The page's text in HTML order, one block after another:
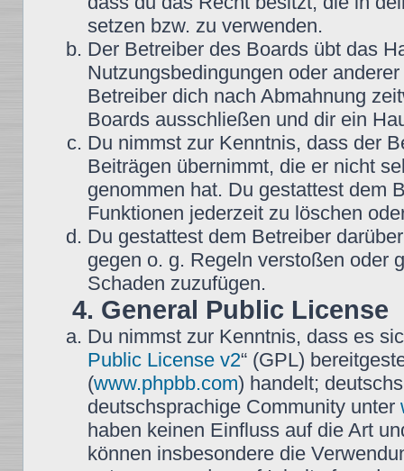
setzen bzw. zu verwenden.
Der Betreiber des Boards übt das
Nutzungsbedingungen oder
Betreiber dich nach Abmahnung
Boards ausschließen und dir ein
Du nimmst zur Kenntnis, dass der
Beiträgen übernimmt, die er nicht
genommen hat. Du gestattest dem
Funktionen jederzeit zu löschen
Du gestattest dem Betreiber
gegen o. g. Regeln verstoßen oder
Schaden zuzufügen.
4. General Public License
Du nimmst zur Kenntnis, dass es
Public License v2“ (GPL)
(www.phpbb.com) handelt;
deutschsprachige Community unter
haben keinen Einfluss auf die Art
können insbesondere die